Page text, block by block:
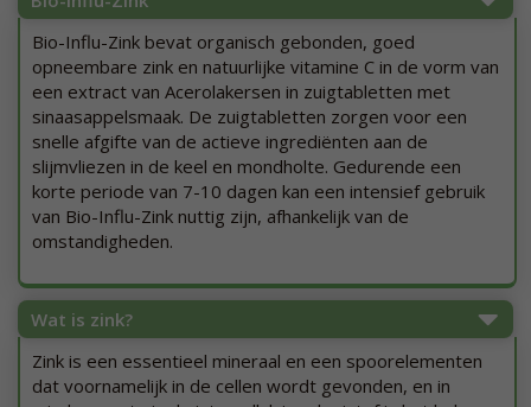
Bio-Influ-Zink bevat organisch gebonden, goed
opneembare zink en natuurlijke vitamine C in de vorm van
een extract van Acerolakersen in zuigtabletten met
sinaasappelsmaak. De zuigtabletten zorgen voor een
snelle afgifte van de actieve ingrediënten aan de
slijmvliezen in de keel en mondholte. Gedurende een
korte periode van 7-10 dagen kan een intensief gebruik
van Bio-Influ-Zink nuttig zijn, afhankelijk van de
omstandigheden.
Wat is zink?
Zink is een essentieel mineraal en een spoorelementen
dat voornamelijk in de cellen wordt gevonden, en in